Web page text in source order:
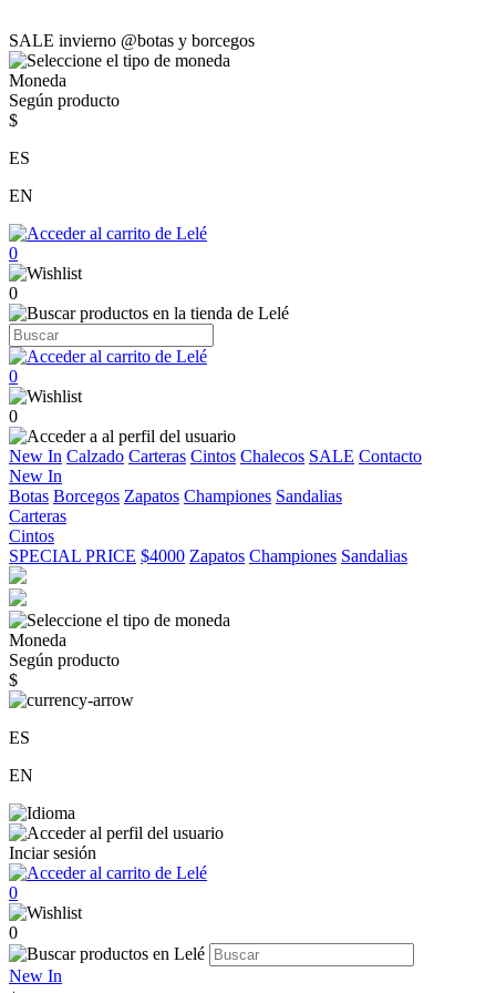
SALE invierno @botas y borcegos
Moneda
Según producto
$
ES
EN
0
0
0
0
New In Calzado Carteras Cintos Chalecos SALE Contacto
New In
Botas Borcegos Zapatos Championes Sandalias
Carteras
Cintos
SPECIAL PRICE $4000 Zapatos Championes Sandalias
Moneda
Según producto
$
ES
EN
Inciar sesión
0
0
New In